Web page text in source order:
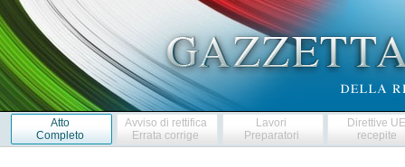
Atto
Completo
Avviso di rettifica
Errata corrige
Lavori
Preparatori
Direttive
recepite